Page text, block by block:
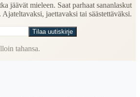
jäävät mieleen. Saat parhaat sananlaskut
jaettavaksi tai säästettäväksi.
Tilaa uutiskirje
tahansa.